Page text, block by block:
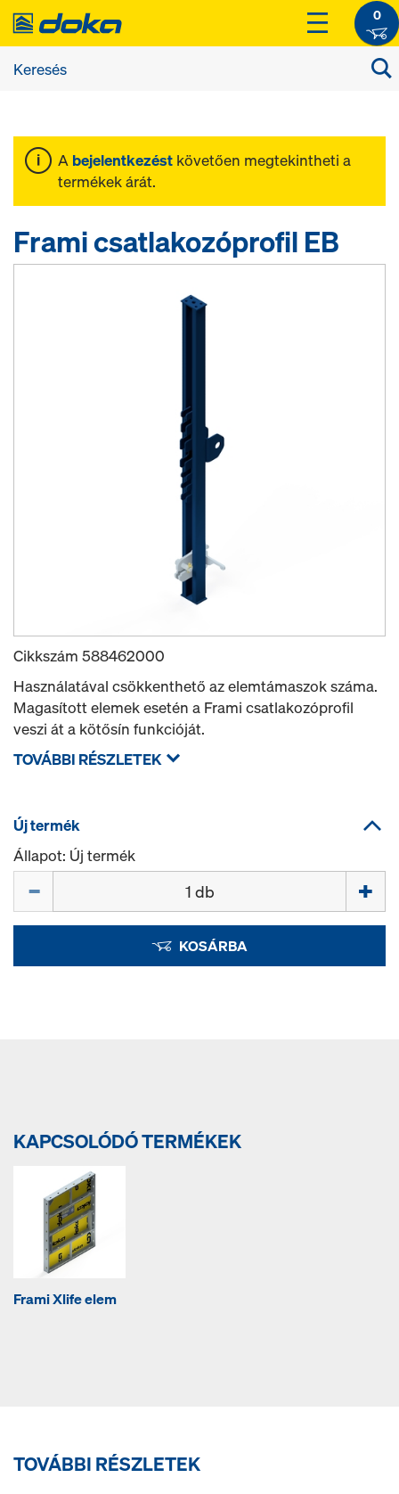
0
A bejelentkezést követően megtekintheti a
termékek árát.
Frami csatlakozóprofil EB
Cikkszám 588462000
Használatával csökkenthető az elemtámaszok száma.
Magasított elemek esetén a Frami csatlakozóprofil
veszi át a kötősín funkcióját.
TOVÁBBI RÉSZLETEK
Új termék
Állapot: Új termék
KOSÁRBA
KAPCSOLÓDÓ TERMÉKEK
Frami Xlife elem
TOVÁBBI RÉSZLETEK